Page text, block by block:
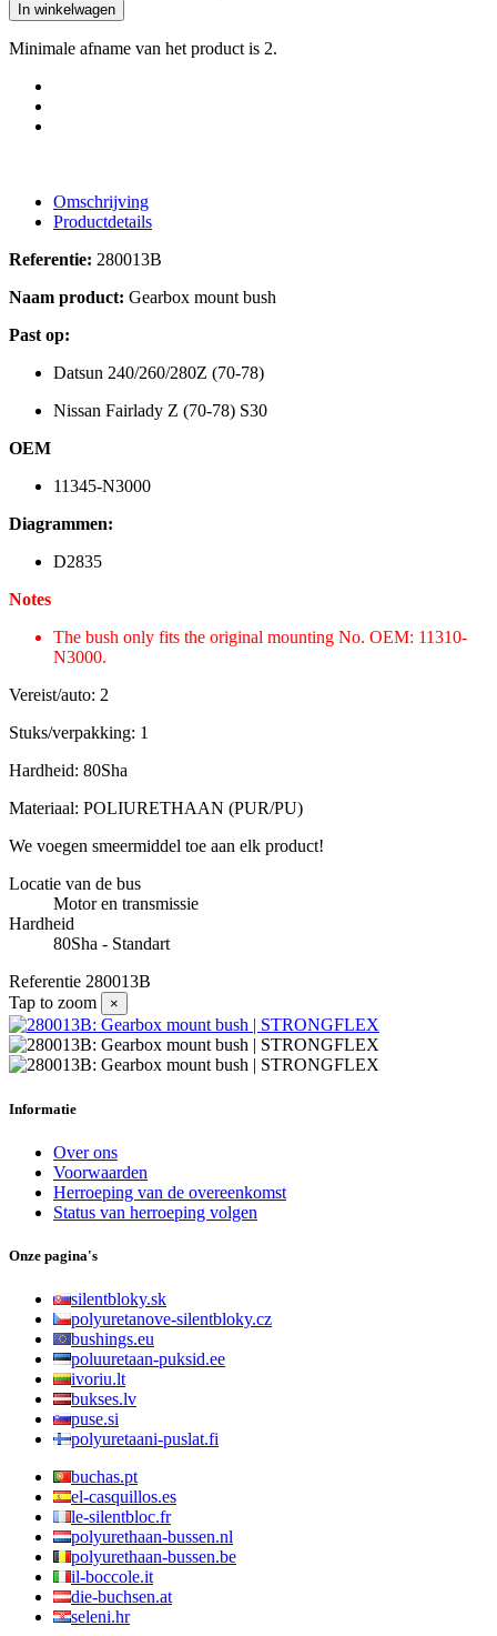
In winkelwagen
Minimale afname van het product is 2.
Omschrijving
Productdetails
Referentie: 280013B
Naam product: Gearbox mount bush
Past op:
Datsun 240/260/280Z (70-78)
Nissan Fairlady Z (70-78) S30
OEM
11345-N3000
Diagrammen:
D2835
Notes
The bush only fits the original mounting No. OEM: 11310-
N3000.
Vereist/auto: 2
Stuks/verpakking: 1
Hardheid: 80Sha
Materiaal: POLIURETHAAN (PUR/PU)
We voegen smeermiddel toe aan elk product!
Locatie van de bus
Motor en transmissie
Hardheid
80Sha - Standart
Referentie 280013B
Tap to zoom
×
Informatie
Over ons
Voorwaarden
Herroeping van de overeenkomst
Status van herroeping volgen
Onze pagina's
silentbloky.sk
polyuretanove-silentbloky.cz
bushings.eu
poluuretaan-puksid.ee
ivoriu.lt
bukses.lv
puse.si
polyuretaani-puslat.fi
buchas.pt
el-casquillos.es
le-silentbloc.fr
polyurethaan-bussen.nl
polyurethaan-bussen.be
il-boccole.it
die-buchsen.at
seleni.hr